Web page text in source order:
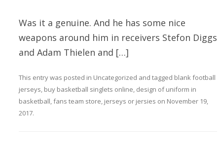
Was it a genuine. And he has some nice
weapons around him in receivers Stefon Diggs
and Adam Thielen and […]
This entry was posted in Uncategorized and tagged blank football
jerseys, buy basketball singlets online, design of uniform in
basketball,fans team store, jerseys or jersies on November 19,
2017.